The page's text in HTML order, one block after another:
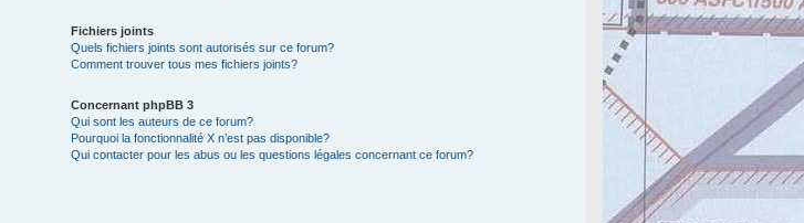
Fichiers joints
Quels fichiers joints sont autorisés sur ce forum?
Comment trouver tous mes fichiers joints?
Concernant phpBB 3
Qui sont les auteurs de ce forum?
Pourquoi la fonctionnalité X n’est pas disponible?
Qui contacter pour les abus ou les questions légales concernant ce forum?